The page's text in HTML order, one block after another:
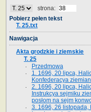
strona:
Pobierz pełen tekst
T. 25.txt
Nawigacja
Akta grodzkie i ziemskie
T. 25
Przedmowa
1. 1696, 20 lipca,
Konfederacya
2. 1696, 20 lipca,
Instrukcya sejmiku
posłom na sejm
3. 1696, 26 listopada,